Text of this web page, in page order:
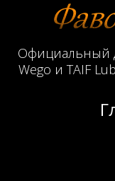
Официальный
Wego и TAIF